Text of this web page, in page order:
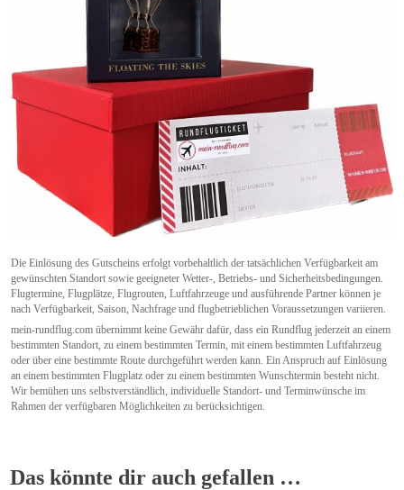
Die Einlösung des Gutscheins erfolgt vorbehaltlich der tatsächlichen Verfügbarkeit am
gewünschten Standort sowie geeigneter Wetter-, Betriebs- und Sicherheitsbedingungen.
Flugtermine, Flugplätze, Flugrouten, Luftfahrzeuge und ausführende Partner können je
nach Verfügbarkeit, Saison, Nachfrage und flugbetrieblichen Voraussetzungen variieren.
mein-rundflug.com übernimmt keine Gewähr dafür, dass ein Rundflug jederzeit an einem
bestimmten Standort, zu einem bestimmten Termin, mit einem bestimmten Luftfahrzeug
oder über eine bestimmte Route durchgeführt werden kann. Ein Anspruch auf Einlösung
an einem bestimmten Flugplatz oder zu einem bestimmten Wunschtermin besteht nicht.
Wir bemühen uns selbstverständlich, individuelle Standort- und Terminwünsche im
Rahmen der verfügbaren Möglichkeiten zu berücksichtigen.
Das könnte dir auch gefallen …